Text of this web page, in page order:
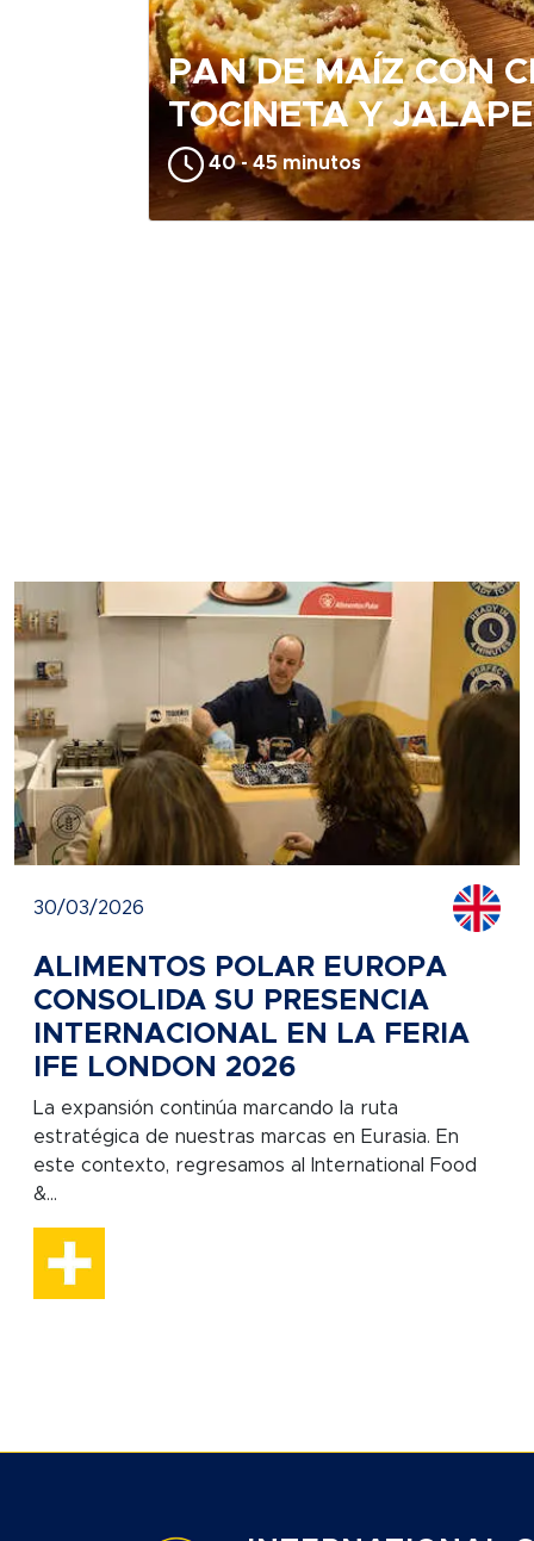
PAN DE MAÍZ CON
TOCINETA Y
40 - 45 minutos
30/03/2026
ALIMENTOS POLAR EUROPA
CONSOLIDA SU PRESENCIA
INTERNACIONAL EN LA FERIA
IFE LONDON 2026
La expansión continúa marcando la ruta
estratégica de nuestras marcas en Eurasia. En
este contexto, regresamos al International Food
&...